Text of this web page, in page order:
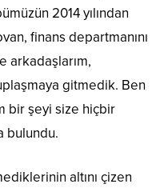
2014 yılından
finans departmanını
arkadaşlarım,
gitmedik. Ben
bir şeyi size hiçbir
bulundu.
altını çizen